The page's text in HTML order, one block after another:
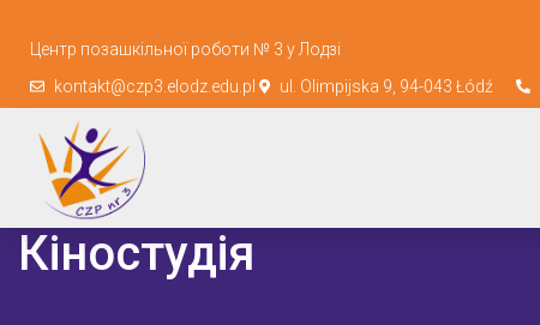
Центр позашкільної роботи № 3 у Лодзі
kontakt@czp3.elodz.edu.pl
ul. Olimpijska 9, 94-043 Łódź
Кіностудія